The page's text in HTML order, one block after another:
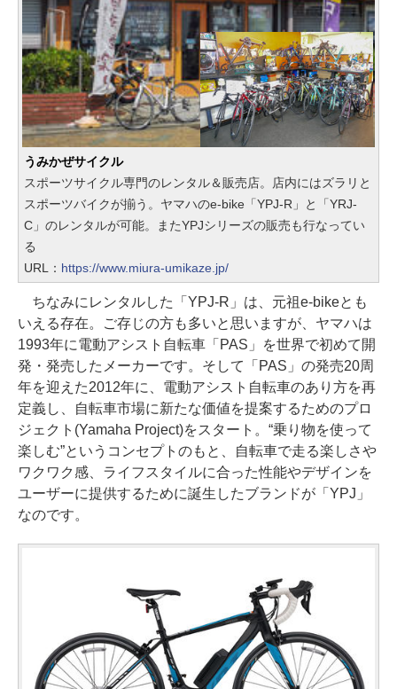
うみかぜサイクル
スポーツサイクル専門のレンタル＆販売店。店内にはズラリと
スポーツバイクが揃う。ヤマハのe-bike「YPJ-R」と「YRJ-
C」のレンタルが可能。またYPJシリーズの販売も行なってい
る
URL： https://www.miura-umikaze.jp/
ちなみにレンタルした「YPJ-R」は、元祖e-bikeとも
いえる存在。ご存じの方も多いと思いますが、ヤマハは
1993年に電動アシスト自転車「PAS」を世界で初めて開
発・発売したメーカーです。そして「PAS」の発売20周
年を迎えた2012年に、電動アシスト自転車のあり方を再
定義し、自転車市場に新たな価値を提案するためのプロ
ジェクト(Yamaha Project)をスタート。“乗り物を使って
楽しむ”というコンセプトのもと、自転車で走る楽しさや
ワクワク感、ライフスタイルに合った性能やデザインを
ユーザーに提供するために誕生したブランドが「YPJ」
なのです。